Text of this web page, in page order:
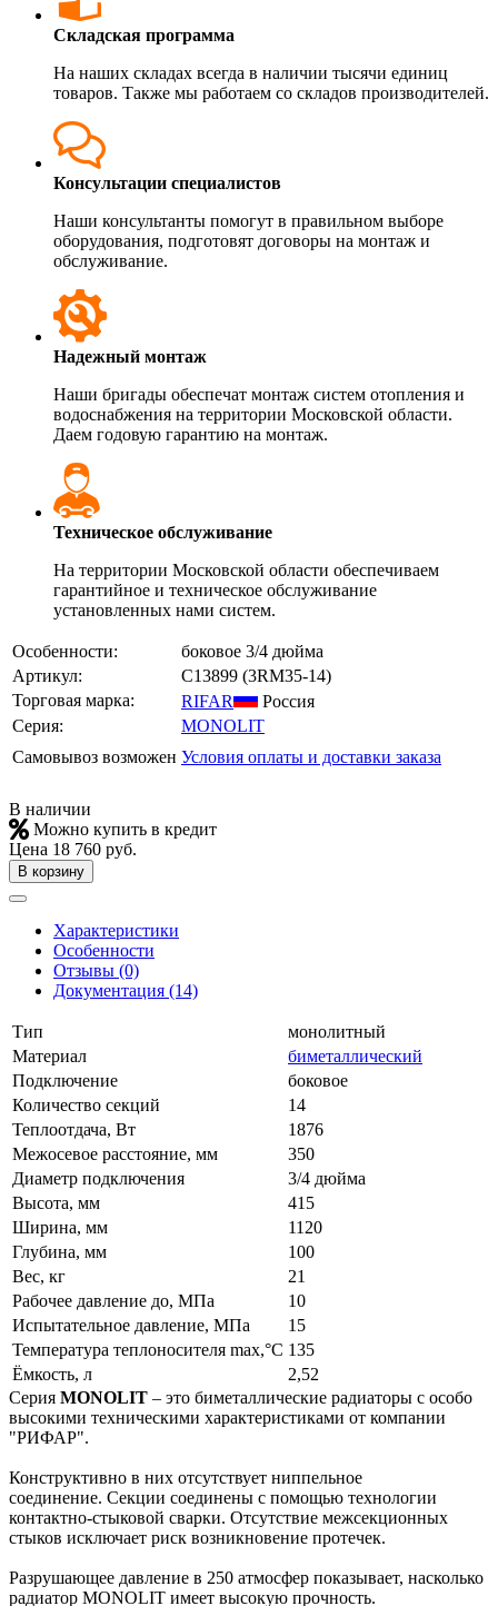
Складская программа
На наших складах всегда в наличии тысячи единиц
товаров. Также мы работаем со складов производителей.
Консультации специалистов
Наши консультанты помогут в правильном выборе
оборудования, подготовят договоры на монтаж и
обслуживание.
Надежный монтаж
Наши бригады обеспечат монтаж систем отопления и
водоснабжения на территории Московской области.
Даем годовую гарантию на монтаж.
Техническое обслуживание
На территории Московской области обеспечиваем
гарантийное и техническое обслуживание
установленных нами систем.
Особенности:
боковое 3/4 дюйма
Артикул:
C13899 (3RM35-14)
Торговая марка:
RIFAR​
Россия
Серия:
MONOLIT
Самовывоз возможен Условия оплаты и доставки заказа
В наличии
Можно купить в кредит
Цена 18 760 руб.
В корзину
Характеристики
Особенности
Отзывы (0)
Документация (14)
Тип
монолитный
Материал
биметаллический
Подключение
боковое
Количество секций
14
Теплоотдача, Вт
1876
Межосевое расстояние, мм
350
Диаметр подключения
3/4 дюйма
Высота, мм
415
Ширина, мм
1120
Глубина, мм
100
Вес, кг
21
Рабочее давление до, МПа
10
Испытательное давление, МПа
15
Температура теплоносителя max,°С 135
Ёмкость, л
2,52
Серия MONOLIT – это биметаллические радиаторы с особо
высокими техническими характеристиками от компании
"РИФАР".
Конструктивно в них отсутствует ниппельное
соединение. Секции соединены с помощью технологии
контактно-стыковой сварки. Отсутствие межсекционных
стыков исключает риск возникновение протечек.
Разрушающее давление в 250 атмосфер показывает, насколько
радиатор MONOLIT имеет высокую прочность.